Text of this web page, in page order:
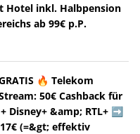
Hotel inkl. Halbpension
ab 99€ p.P.
🔥 Telekom
50€ Cashback für
Disney+ &amp; RTL+ ➡️
(=&gt; effektiv